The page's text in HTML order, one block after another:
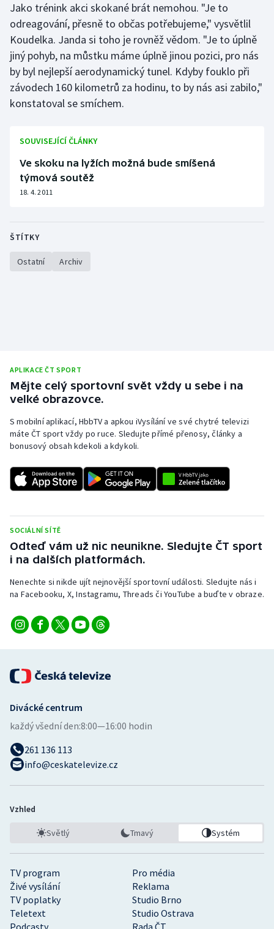
Jako trénink akci skokané brát nemohou. "Je to
odreagování, přesně to občas potřebujeme," vysvětlil
Koudelka. Janda si toho je rovněž vědom. "Je to úplně
jiný pohyb, na můstku máme úplně jinou pozici, pro nás
by byl nejlepší aerodynamický tunel. Kdyby fouklo při
závodech 160 kilometrů za hodinu, to by nás asi zabilo,"
konstatoval se smíchem.
SOUVISEJÍCÍ ČLÁNKY
Ve skoku na lyžích možná bude smíšená
týmová soutěž
18. 4. 2011
ŠTÍTKY
Ostatní Archiv
APLIKACE ČT SPORT
Mějte celý sportovní svět vždy u sebe i na
velké obrazovce.
S mobilní aplikací, HbbTV a apkou iVysílání ve své chytré televizi
máte ČT sport vždy po ruce. Sledujte přímé přenosy, články a
bonusový obsah kdekoli a kdykoli.
SOCIÁLNÍ SÍTĚ
Odteď vám už nic neunikne. Sledujte ČT sport
i na dalších platformách.
Nenechte si nikde ujít nejnovější sportovní události. Sledujte nás i
na Facebooku, X, Instagramu, Threads či YouTube a buďte v obraze.
TV program
Pro média
Živé vysílání
Reklama
TV poplatky
Studio Brno
Teletext
Studio Ostrava
Divácké centrum
každý všední den:8:00—16:00 hodin
261 136 113
info@ceskatelevize.cz
Vzhled
Světlý Tmavý Systém